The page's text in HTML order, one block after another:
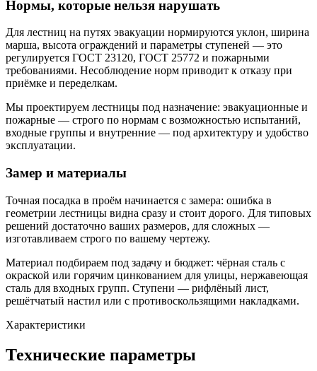
Нормы, которые нельзя нарушать
Для лестниц на путях эвакуации нормируются уклон, ширина
марша, высота ограждений и параметры ступеней — это
регулируется ГОСТ 23120, ГОСТ 25772 и пожарными
требованиями. Несоблюдение норм приводит к отказу при
приёмке и переделкам.
Мы проектируем лестницы под назначение: эвакуационные и
пожарные — строго по нормам с возможностью испытаний,
входные группы и внутренние — под архитектуру и удобство
эксплуатации.
Замер и материалы
Точная посадка в проём начинается с замера: ошибка в
геометрии лестницы видна сразу и стоит дорого. Для типовых
решений достаточно ваших размеров, для сложных —
изготавливаем строго по вашему чертежу.
Материал подбираем под задачу и бюджет: чёрная сталь с
окраской или горячим цинкованием для улицы, нержавеющая
сталь для входных групп. Ступени — рифлёный лист,
решётчатый настил или с противоскользящими накладками.
Характеристики
Технические параметры